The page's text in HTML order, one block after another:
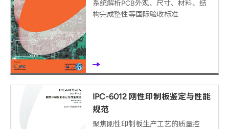
系统解析PCB外观、尺寸、材料、结
构完成整性等国际验收标准
IPC-6012 刚性印制板鉴定与性能
规范
聚焦刚性印制板生产工艺的质量控